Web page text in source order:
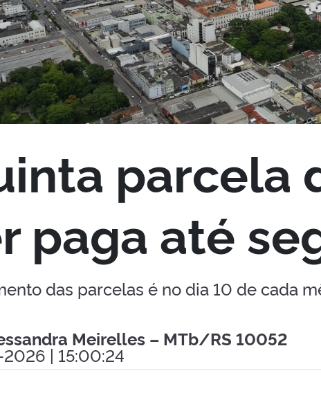
parcela
paga até
das parcelas é no dia 10 de cada
Meirelles – MTb/RS 10052
| 15:00:24